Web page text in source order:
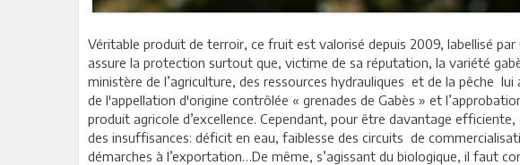
Véritable produit de terroir, ce fruit est valorisé depuis 2009, labellisé
assure la protection surtout que, victime de sa réputation, la variété
ministère de l’agriculture, des ressources hydrauliques et de la pêche
de l'appellation d'origine contrôlée « grenades de Gabès » et
produit agricole d’excellence. Cependant, pour être davantage
des insuffisances: déficit en eau, faiblesse des circuits de
démarches à l’exportation…De même, s’agissant du biologique, il faut